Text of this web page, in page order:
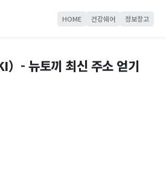
HOME 건강쉐어 정보창고
）- 뉴토끼 최신 주소 얻기